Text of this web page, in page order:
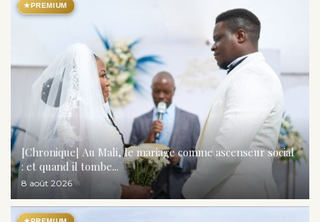
★PREMIUM
[Chronique] Au Mali, le mariage comme ascenseur social
: et quand il tombe...
8 août 2026